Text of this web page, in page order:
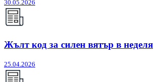
30.05.2026
Жълт код за силен вятър в неделя
25.04.2026